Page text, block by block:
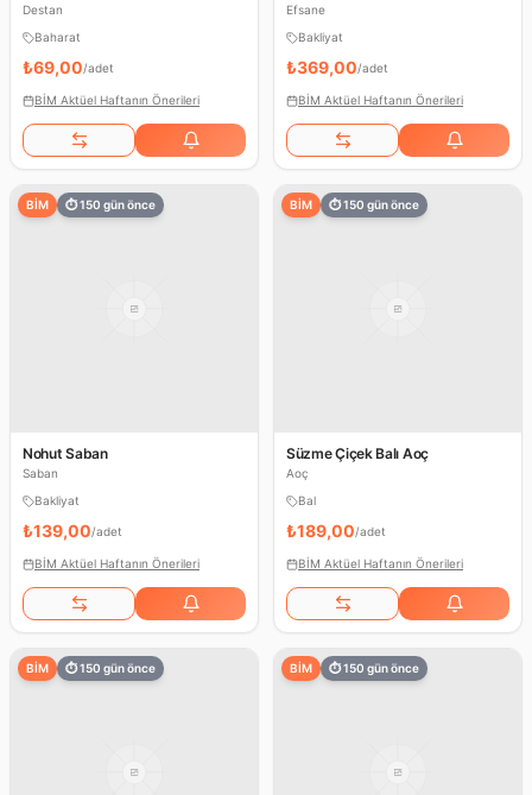
Destan
Baharat
₺69,00/adet
BİM Aktüel Haftanın Önerileri
Efsane
Bakliyat
₺369,00/adet
BİM Aktüel Haftanın Önerileri
BİM ⏱150 gün önce
Nohut Saban
Saban
Bakliyat
₺139,00/adet
BİM Aktüel Haftanın Önerileri
BİM ⏱150 gün önce
Süzme Çiçek Balı Aoç
Aoç
Bal
₺189,00/adet
BİM Aktüel Haftanın Önerileri
BİM ⏱150 gün önce BİM ⏱150 gün önce